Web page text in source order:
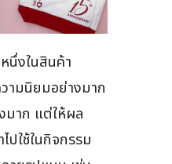
นึ่งในสินค้า
ามนิยมอย่างมาก
มาก แต่ให้ผล
ใช้ในกิจกรรม